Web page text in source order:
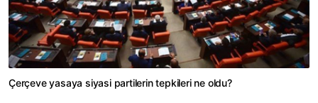
Çerçeve yasaya siyasi partilerin tepkileri ne oldu?